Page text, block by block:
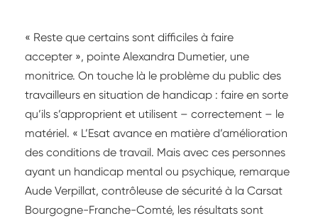
« Reste que certains sont difficiles à faire
accepter », pointe Alexandra Dumetier, une
monitrice. On touche là le problème du public des
travailleurs en situation de handicap : faire en sorte
qu’ils s’approprient et utilisent – correctement – le
matériel. « L’Esat avance en matière d’amélioration
des conditions de travail. Mais avec ces personnes
ayant un handicap mental ou psychique, remarque
Aude Verpillat, contrôleuse de sécurité à la Carsat
Bourgogne-Franche-Comté, les résultats sont